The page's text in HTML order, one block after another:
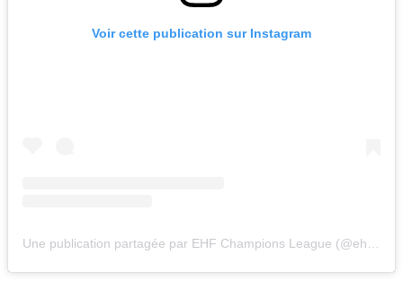
Voir cette publication sur Instagram
Une publication partagée par EHF Champions League (@ehfcl)